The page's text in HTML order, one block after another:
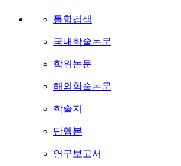
통합검색
국내학술논문
학위논문
해외학술논문
학술지
단행본
연구보고서